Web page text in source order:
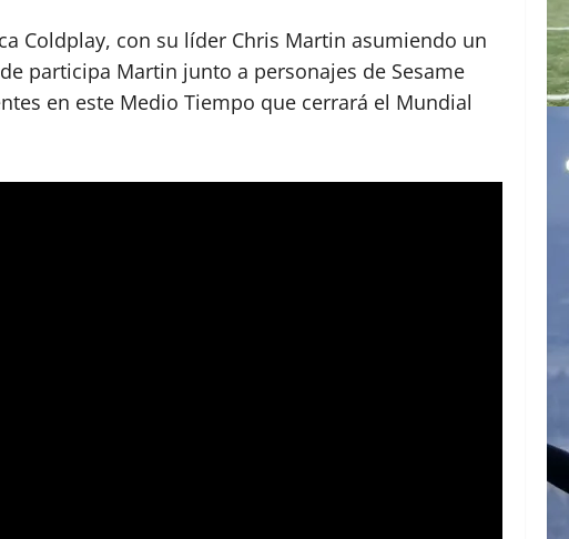
Coldplay, con su líder Chris Martin asumiendo un
participa Martin junto a personajes de Sesame
en este Medio Tiempo que cerrará el Mundial